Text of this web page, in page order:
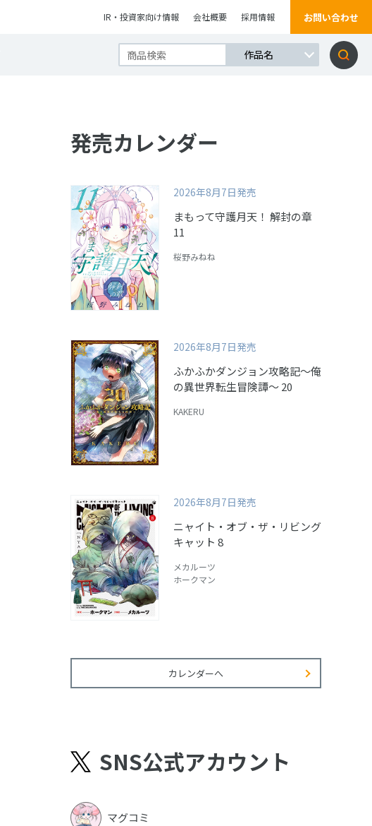
IR・投資家向け情報 会社概要 採用情報 お問い合わせ
発売カレンダー
2026年8月7日発売
まもって守護月天！ 解封の章
11
桜野みねね
2026年8月7日発売
ふかふかダンジョン攻略記～俺
の異世界転生冒険譚～ 20
KAKERU
2026年8月7日発売
ニャイト・オブ・ザ・リビング
キャット 8
メカルーツ
ホークマン
カレンダーへ
SNS公式アカウント
マグコミ